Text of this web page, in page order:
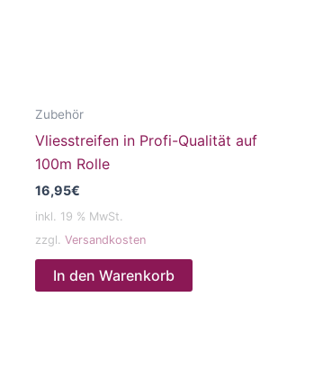
Zubehör
Vliesstreifen in Profi-Qualität auf
100m Rolle
16,95€
inkl. 19 % MwSt.
zzgl.Versandkosten
In den Warenkorb